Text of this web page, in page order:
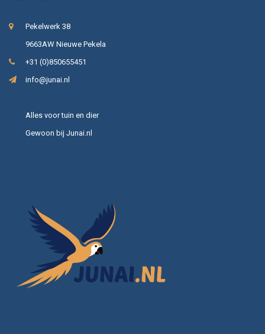
Pekelwerk 38
9663AW Nieuwe Pekela
+31 (0)850655451
info@junai.nl
Alles voor tuin en dier
Gewoon bij Junai.nl